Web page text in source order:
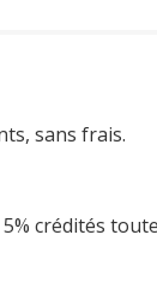
sans frais.
crédités